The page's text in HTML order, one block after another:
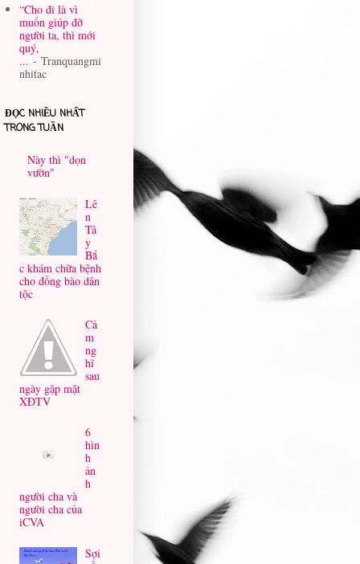
“Cho đi là vì
muốn giúp đỡ
người ta, thì mới
quý,
... - Tranquangmi
nhitac
ĐỌC NHIỀU NHẤT
TRONG TUẦN
Này thì "dọn
vườn"
Lê
n
Tâ
y
Bắ
c khám chữa bệnh
cho đồng bào dân
tộc
Cả
m
ng
hĩ
sau
ngày gặp mặt
XĐTV
6
hìn
h
ản
h
người cha và
người cha của
iCVA
Sợi